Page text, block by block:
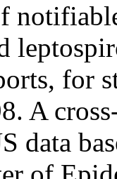
for
A
data